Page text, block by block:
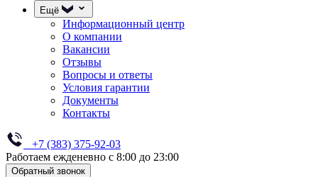
Ещё
Информационный центр
О компании
Вакансии
Отзывы
Вопросы и ответы
Условия гарантии
Документы
Контакты
+7 (383) 375-92-03
Работаем ежденевно с 8:00 до 23:00
Обратный звонок